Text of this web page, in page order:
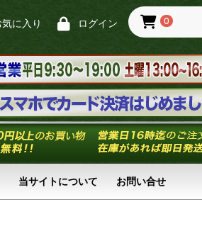
気に入り ログイン 0
当サイトについて お問い合せ